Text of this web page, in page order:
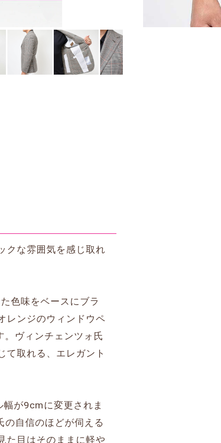
クな雰囲気を感じ取れ
色味をベースにブラ
レンジのウィンドウペ
ヴィンチェンツォ氏
て取れる、エレガント
が9cmに変更されま
の自信のほどが伺える
た目はそのままに軽や